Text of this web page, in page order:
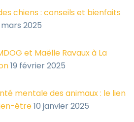
chiens : conseils et bienfaits
2025
et Maëlle Ravaux à La
19 février 2025
mentale des animaux : le lien
être10 janvier 2025